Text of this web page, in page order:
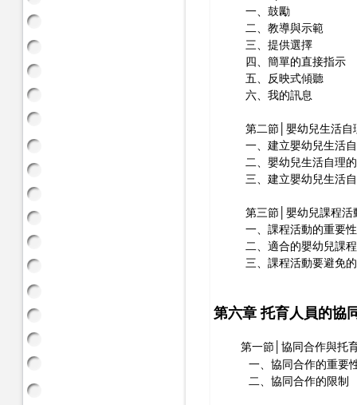
一、鼓勵
二、教導與示範
三、提供選擇
四、簡單的直接指示
五、反映式傾聽
六、我的訊息
第二節│嬰幼兒生活自
一、建立嬰幼兒生活自
二、嬰幼兒生活自理的
三、建立嬰幼兒生活自
第三節│嬰幼兒課程活
一、課程活動的重要
二、適合的嬰幼兒課程
三、課程活動要避免
第六章 托育人員的協
第一節│協同合作與托
一、協同合作的重要
二、協同合作的限制